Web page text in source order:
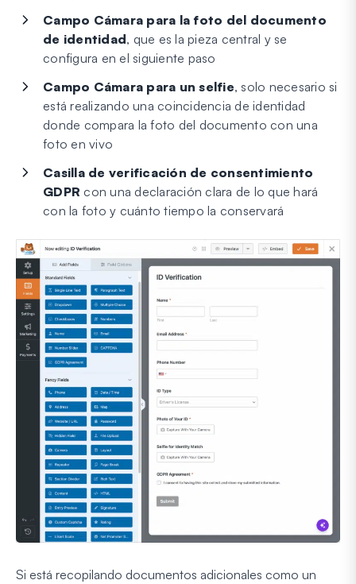
Campo Cámara para la foto del documento
de identidad, que es la pieza central y se
configura en el siguiente paso
Campo Cámara para un selfie, solo necesario si
está realizando una coincidencia de identidad
donde compara la foto del documento con una
foto en vivo
Casilla de verificación de consentimiento
GDPR con una declaración clara de lo que hará
con la foto y cuánto tiempo la conservará
Si está recopilando documentos adicionales como un